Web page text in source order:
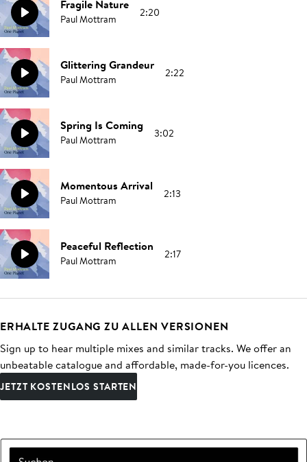
Fragile Nature
Paul Mottram 2:20
Glittering Grandeur
Paul Mottram 2:22
Spring Is Coming
Paul Mottram 3:02
Momentous Arrival
Paul Mottram 2:13
Peaceful Reflection
Paul Mottram 2:17
ERHALTE ZUGANG ZU ALLEN VERSIONEN
Sign up to hear multiple mixes and similar tracks. We offer an
unbeatable catalogue and affordable, made-for-you licences.
JETZT KOSTENLOS STARTEN